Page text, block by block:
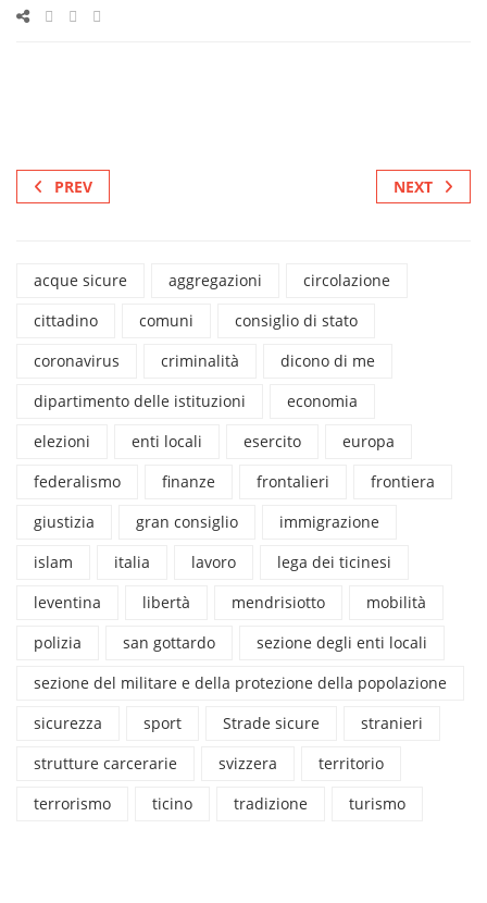
PREV NEXT
acque sicure aggregazioni
circolazione
cittadino
comuni
consiglio di stato
coronavirus
criminalità
dicono di me
dipartimento delle istituzioni
economia
elezioni
enti locali esercito
europa
federalismo
finanze frontalieri
frontiera
giustizia
gran consiglio
immigrazione
islam
italia lavoro
lega dei ticinesi
leventina
libertà mendrisiotto
mobilità
polizia
san gottardo
sezione degli enti locali
sezione del militare e della protezione della popolazione
sicurezza
sport Strade sicure
stranieri
strutture carcerarie
svizzera
territorio
terrorismo
ticino tradizione turismo